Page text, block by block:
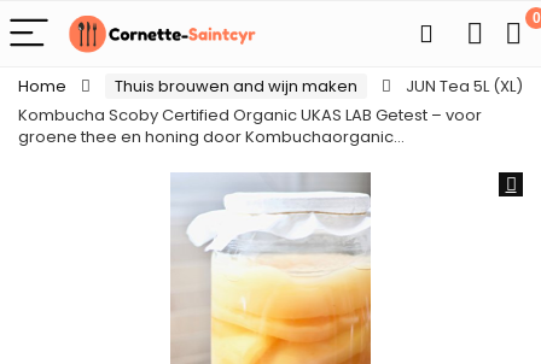
0
Home Thuis brouwen and wijn maken
JUN Tea 5L (XL)
Kombucha Scoby Certified Organic UKAS LAB Getest – voor
groene thee en honing door Kombuchaorganic…